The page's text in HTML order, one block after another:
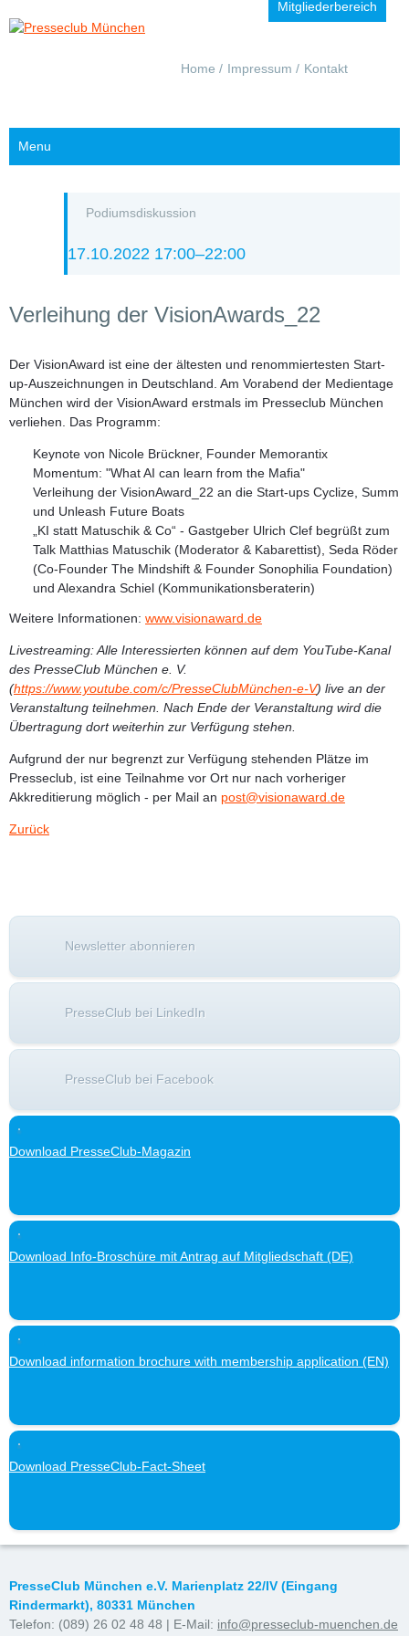
Mitgliederbereich
Navigation
Home Impressum Kontakt
Menu
Podiumsdiskussion
17.10.2022 17:00–22:00
Verleihung der VisionAwards_22
Der VisionAward ist eine der ältesten und renommiertesten Start-
up-Auszeichnungen in Deutschland. Am Vorabend der Medientage
München wird der VisionAward erstmals im Presseclub München
verliehen. Das Programm:
Keynote von Nicole Brückner, Founder Memorantix
Momentum: "What AI can learn from the Mafia"
Verleihung der VisionAward_22 an die Start-ups Cyclize, Summ
und Unleash Future Boats
„KI statt Matuschik & Co“ - Gastgeber Ulrich Clef begrüßt zum
Talk Matthias Matuschik (Moderator & Kabarettist), Seda Röder
(Co-Founder The Mindshift & Founder Sonophilia Foundation)
und Alexandra Schiel (Kommunikationsberaterin)
Weitere Informationen: www.visionaward.de
Livestreaming:Alle Interessierten können auf dem YouTube-Kanal
des PresseClub München e. V.
(https://www.youtube.com/c/PresseClubMünchen-e-V) live an der
Veranstaltung teilnehmen. Nach Ende der Veranstaltung wird die
Übertragung dort weiterhin zur Verfügung stehen.
Aufgrund der nur begrenzt zur Verfügung stehenden Plätze im
Presseclub, ist eine Teilnahme vor Ort nur nach vorheriger
Akkreditierung möglich - per Mail an post@visionaward.de
Zurück
Newsletter abonnieren
PresseClub bei LinkedIn
PresseClub bei Facebook
Download PresseClub-Magazin
Download Info-Broschüre mit Antrag auf Mitgliedschaft (DE)
Download information brochure with membership application (EN)
Download PresseClub-Fact-Sheet
PresseClub München e.V. Marienplatz 22/IV (Eingang
Rindermarkt), 80331 München
Telefon: (089) 26 02 48 48 | E-Mail: info@presseclub-muenchen.de